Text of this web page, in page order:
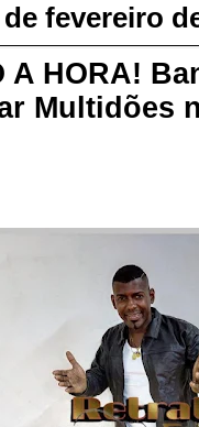
fevereiro
A HORA!
Multidões